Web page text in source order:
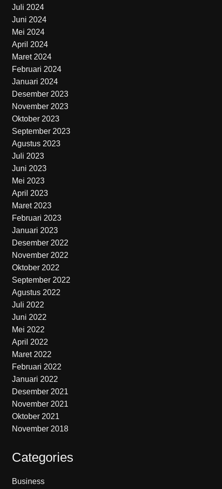
Juli 2024
Juni 2024
Mei 2024
April 2024
Maret 2024
Februari 2024
Januari 2024
Desember 2023
November 2023
Oktober 2023
September 2023
Agustus 2023
Juli 2023
Juni 2023
Mei 2023
April 2023
Maret 2023
Februari 2023
Januari 2023
Desember 2022
November 2022
Oktober 2022
September 2022
Agustus 2022
Juli 2022
Juni 2022
Mei 2022
April 2022
Maret 2022
Februari 2022
Januari 2022
Desember 2021
November 2021
Oktober 2021
November 2018
Categories
Business